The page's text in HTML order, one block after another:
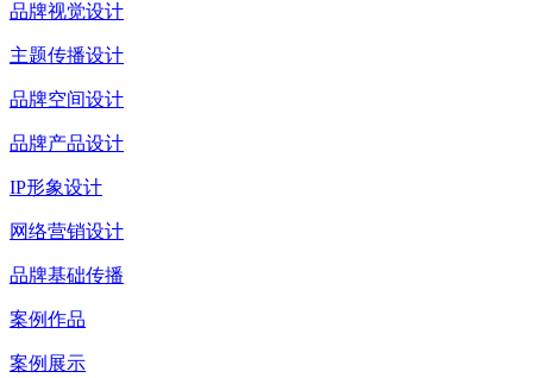
品牌视觉设计
主题传播设计
品牌空间设计
品牌产品设计
IP形象设计
网络营销设计
品牌基础传播
案例作品
案例展示